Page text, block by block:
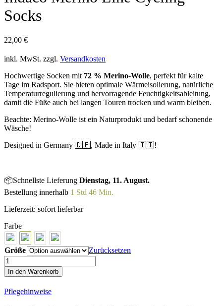
Socks
22,00 €
inkl. MwSt. zzgl. Versandkosten
Hochwertige Socken mit 72 % Merino-Wolle, perfekt für kalte
Tage im Radsport. Sie bieten optimale Wärmeisolierung, natürliche
Temperaturregulierung und hervorragende Feuchtigkeitsableitung,
damit die Füße auch bei langen Touren trocken und warm bleiben.
Beachte: Merino-Wolle ist ein Naturprodukt und bedarf schonende
Wäsche!
Designed in Germany 🇩🇪, Made in Italy 🇮🇹!
📦Schnellste Lieferung Dienstag, 11. August.
Bestellung innerhalb 1 Std 46 Min.
Lieferzeit: sofort lieferbar
Farbe
Größe
Zurücksetzen
Indaco
Merino
Line
Socks
In den Warenkorb
Pflegehinweise